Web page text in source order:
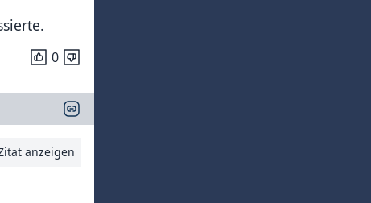
0
anzeigen